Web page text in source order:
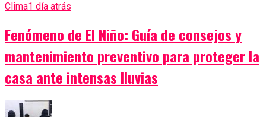
Clima1 día atrás
Fenómeno de El Niño: Guía de consejos y
mantenimiento preventivo para proteger la
casa ante intensas lluvias